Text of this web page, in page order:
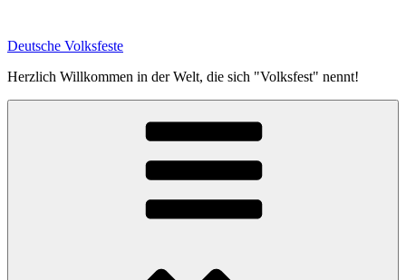
springen
Deutsche Volksfeste
Herzlich Willkommen in der Welt, die sich "Volksfest" nennt!